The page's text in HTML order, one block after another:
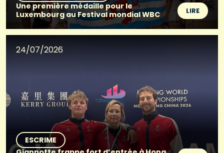
Une première médaille pour le
Luxembourg au Festival mondial WBC
LIRE
24/07/2026
ESCRIME